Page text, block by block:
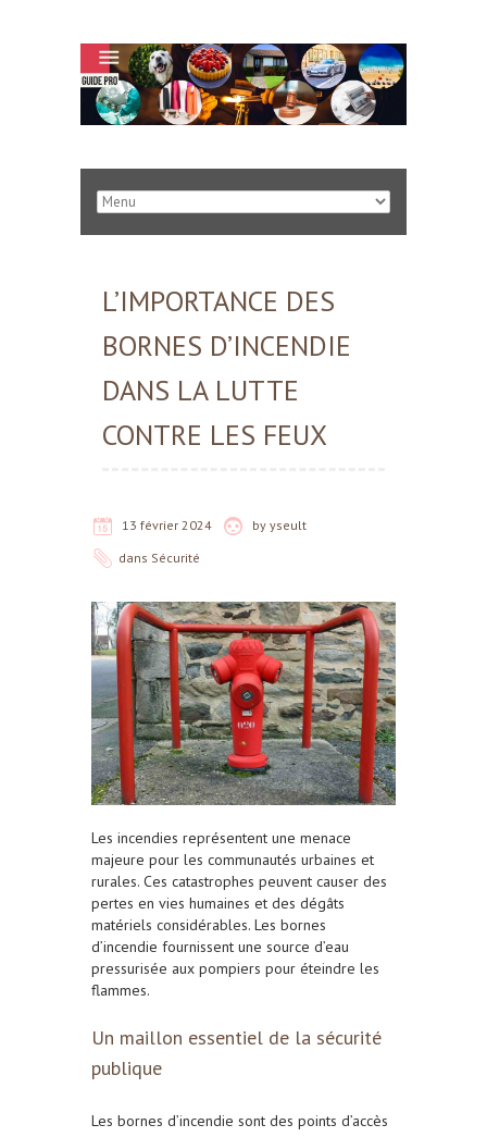
L’IMPORTANCE DES
BORNES D’INCENDIE
DANS LA LUTTE
CONTRE LES FEUX
13 février 2024 by yseult
dans Sécurité
Les incendies représentent une menace
majeure pour les communautés urbaines et
rurales. Ces catastrophes peuvent causer des
pertes en vies humaines et des dégâts
matériels considérables. Les bornes
d’incendie fournissent une source d’eau
pressurisée aux pompiers pour éteindre les
flammes.
Un maillon essentiel de la sécurité
publique
Les bornes d’incendie sont des points d’accès